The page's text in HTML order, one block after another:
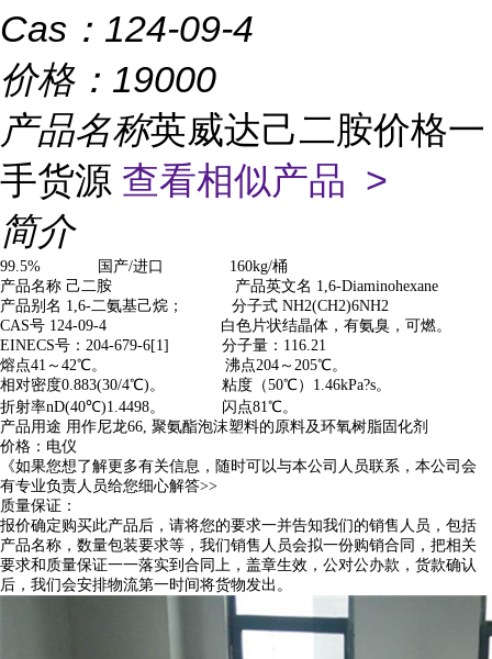
Cas： 124-09-4
价格： 19000
产品名称英威达己二胺价格一
手货源 查看相似产品 >
简介
99.5% 国产/进口 160kg/桶
产品名称 己二胺 产品英文名 1,6-Diaminohexane
产品别名 1,6-二氨基己烷； 分子式 NH2(CH2)6NH2
CAS号 124-09-4 白色片状结晶体，有氨臭，可燃。
EINECS号：204-679-6[1] 分子量：116.21
熔点41～42℃。 沸点204～205℃。
相对密度0.883(30/4℃)。 粘度（50℃）1.46kPa?s。
折射率nD(40℃)1.4498。 闪点81℃。
产品用途 用作尼龙66, 聚氨酯泡沫塑料的原料及环氧树脂固化剂
价格：电仪
《如果您想了解更多有关信息，随时可以与本公司人员联系，本公司会
有专业负责人员给您细心解答>>
质量保证：
报价确定购买此产品后，请将您的要求一并告知我们的销售人员，包括
产品名称，数量包装要求等，我们销售人员会拟一份购销合同，把相关
要求和质量保证一一落实到合同上，盖章生效，公对公办款，货款确认
后，我们会安排物流第一时间将货物发出。